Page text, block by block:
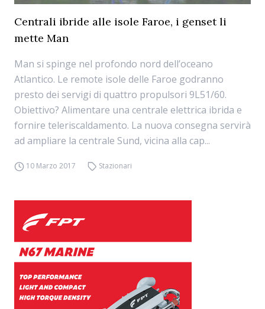
Centrali ibride alle isole Faroe, i genset li
mette Man
Man si spinge nel profondo nord dell’oceano
Atlantico. Le remote isole delle Faroe godranno
presto dei servigi di quattro propulsori 9L51/60.
Obiettivo? Alimentare una centrale elettrica ibrida e
fornire teleriscaldamento. La nuova consegna servirà
ad ampliare la centrale Sund, vicina alla cap...
10 Marzo 2017 Stazionari